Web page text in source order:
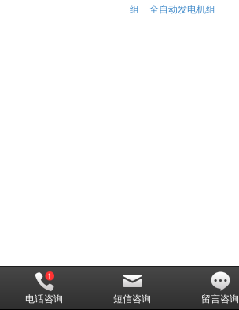
组
全自动发电机组
电话咨询 短信咨询 留言咨询